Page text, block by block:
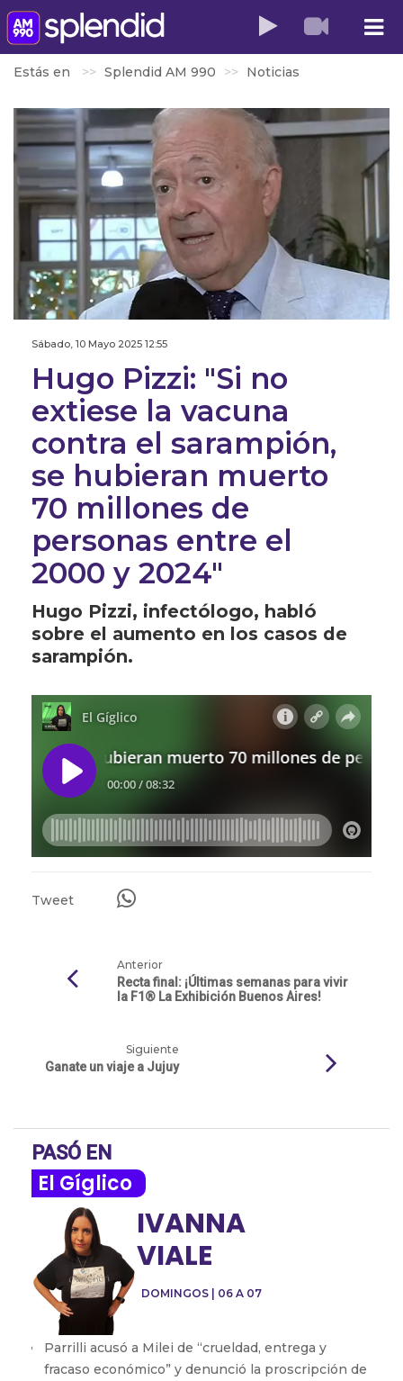
Estás en Splendid AM 990 Noticias
Sábado, 10 Mayo 2025 12:55
Hugo Pizzi: "Si no
extiese la vacuna
contra el sarampión,
se hubieran muerto
70 millones de
personas entre el
2000 y 2024"
Hugo Pizzi, infectólogo, habló
sobre el aumento en los casos de
sarampión.
Tweet
Anterior
Recta final: ¡Últimas semanas para vivir
la F1® La Exhibición Buenos Aires!
Siguiente
Ganate un viaje a Jujuy
PASÓ EN
El Gíglico
DOMINGOS | 06 A 07
IVANNA
VIALE
Parrilli acusó a Milei de “crueldad, entrega y
fracaso económico” y denunció la proscripción de